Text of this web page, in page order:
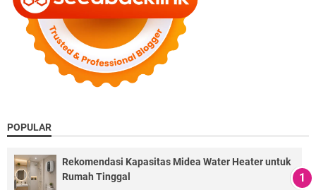
POPULAR
Rekomendasi Kapasitas Midea Water Heater untuk
Rumah Tinggal